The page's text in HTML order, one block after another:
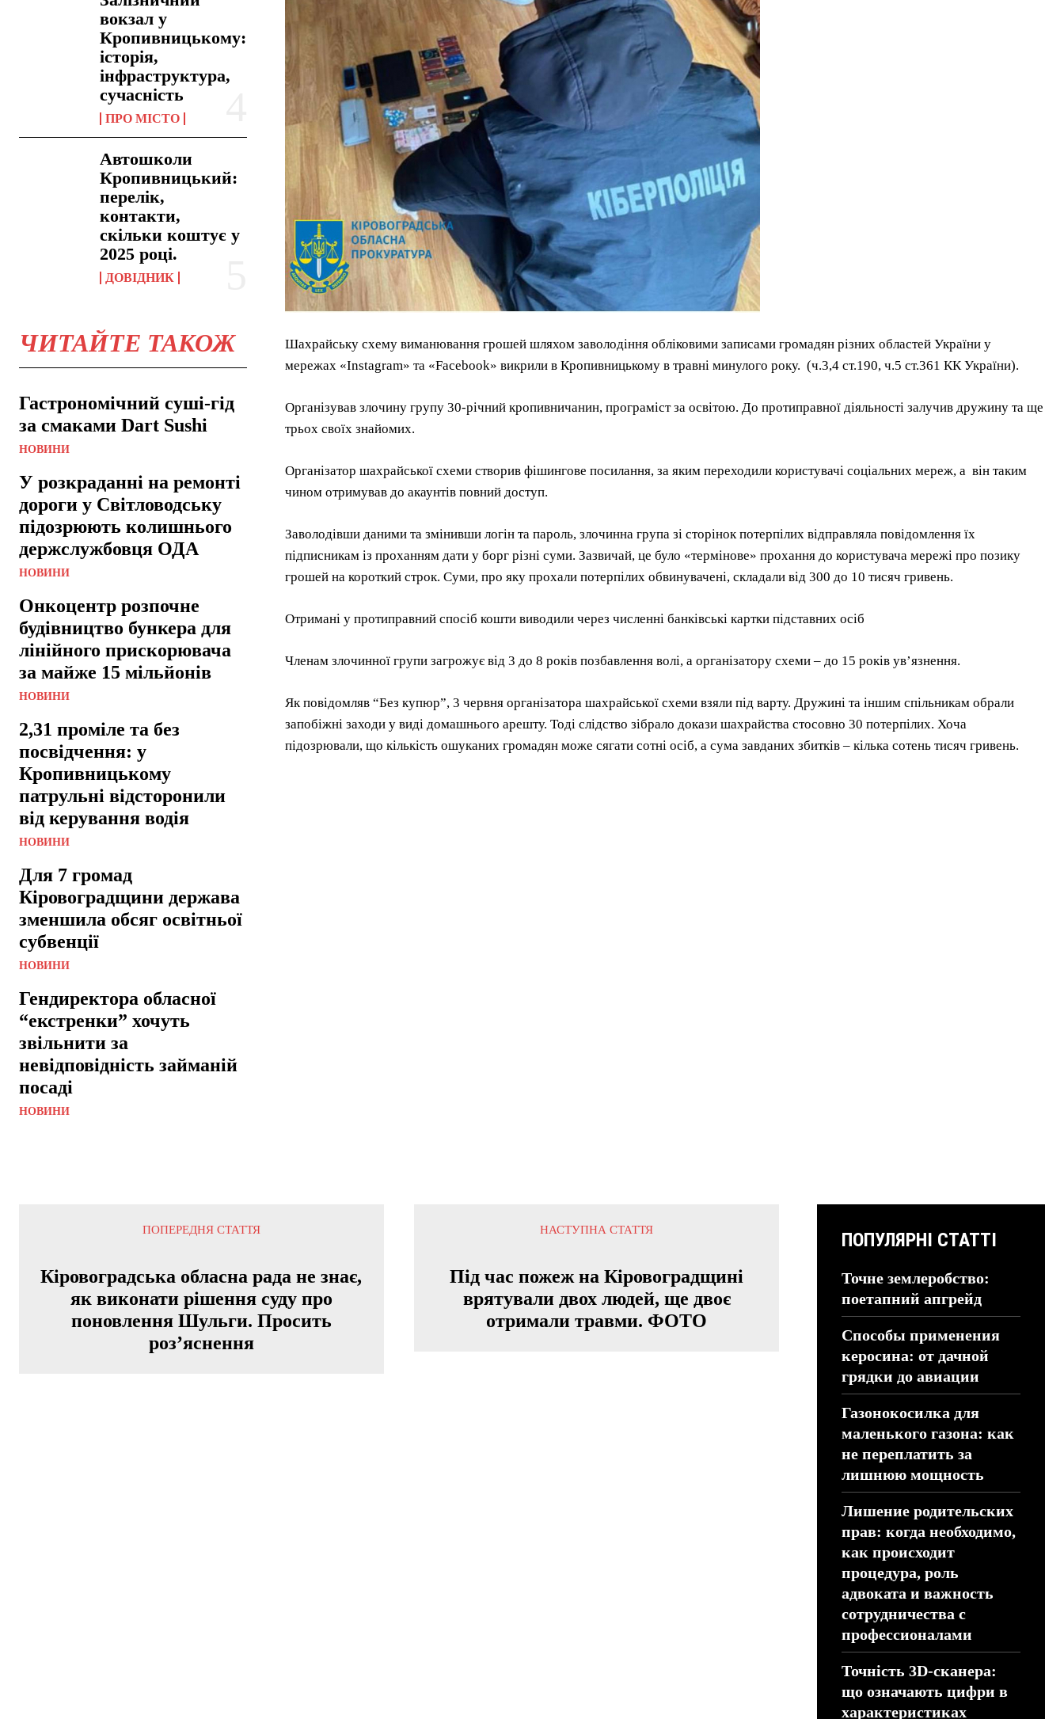
вокзал у
Кропивницькому:
історія,
інфраструктура,
сучасність
ПРО МІСТО
Автошколи
Кропивницький:
перелік,
контакти,
скільки коштує у
2025 році.
ДОВІДНИК
ЧИТАЙТЕ ТАКОЖ
Гастрономічний суші-гід
за смаками Dart Sushi
НОВИНИ
У розкраданні на ремонті
дороги у Світловодську
підозрюють колишнього
держслужбовця ОДА
НОВИНИ
Онкоцентр розпочне
будівництво бункера для
лінійного прискорювача
за майже 15 мільйонів
НОВИНИ
2,31 проміле та без
посвідчення: у
Кропивницькому
патрульні відсторонили
від керування водія
НОВИНИ
Для 7 громад
Кіровоградщини держава
зменшила обсяг освітньої
субвенції
НОВИНИ
Гендиректора обласної
“екстренки” хочуть
звільнити за
невідповідність займаній
посаді
НОВИНИ
Шахрайську схему виманювання грошей шляхом заволодіння обліковими записами громадян різних областей України у
мережах «Instagram» та «Facebook» викрили в Кропивницькому в травні минулого року. (ч.3,4 ст.190, ч.5 ст.361 КК України).
Організував злочину групу 30-річний кропивничанин, програміст за освітою. До протиправної діяльності залучив дружину та ще
трьох своїх знайомих.
Організатор шахрайської схеми створив фішингове посилання, за яким переходили користувачі соціальних мереж, а він таким
чином отримував до акаунтів повний доступ.
Заволодівши даними та змінивши логін та пароль, злочинна група зі сторінок потерпілих відправляла повідомлення їх
підписникам із проханням дати у борг різні суми. Зазвичай, це було «термінове» прохання до користувача мережі про позику
грошей на короткий строк. Суми, про яку прохали потерпілих обвинувачені, складали від 300 до 10 тисяч гривень.
Отримані у протиправний спосіб кошти виводили через численні банківські картки підставних осіб
Членам злочинної групи загрожує від 3 до 8 років позбавлення волі, а організатору схеми – до 15 років ув’язнення.
Як повідомляв “Без купюр”, 3 червня організатора шахрайської схеми взяли під варту. Дружині та іншим спільникам обрали
запобіжні заходи у виді домашнього арешту. Тоді слідство зібрало докази шахрайства стосовно 30 потерпілих. Хоча
підозрювали, що кількість ошуканих громадян може сягати сотні осіб, а сума завданих збитків – кілька сотень тисяч гривень.
ПОПЕРЕДНЯ СТАТТЯ
Кіровоградська обласна рада не знає,
як виконати рішення суду про
поновлення Шульги. Просить
роз’яснення
НАСТУПНА СТАТТЯ
Під час пожеж на Кіровоградщині
врятували двох людей, ще двоє
отримали травми. ФОТО
ПОПУЛЯРНІ СТАТТІ
Точне землеробство:
поетапний апгрейд
Способы применения
керосина: от дачной
грядки до авиации
Газонокосилка для
маленького газона: как
не переплатить за
лишнюю мощность
Лишение родительских
прав: когда необходимо,
как происходит
процедура, роль
адвоката и важность
сотрудничества с
профессионалами
Точність 3D-сканера:
що означають цифри в
характеристиках